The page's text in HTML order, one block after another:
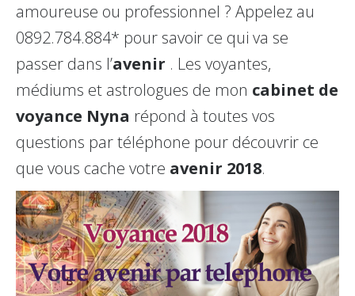
amoureuse ou professionnel ? Appelez au
0892.784.884* pour savoir ce qui va se
passer dans l’avenir . Les voyantes,
médiums et astrologues de mon cabinet de
voyance Nyna répond à toutes vos
questions par téléphone pour découvrir ce
que vous cache votre avenir 2018.